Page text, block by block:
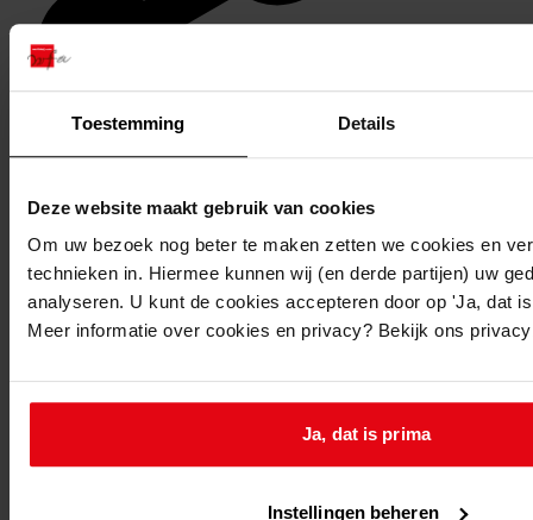
Toestemming Details
Deze website maakt gebruik van cookies
Om uw bezoek nog beter te maken zetten we cookies en
technieken in. Hiermee kunnen wij (en derde partijen) uw
analyseren. U kunt de cookies accepteren door op 'Ja, dat
Meer informatie over cookies en privacy? Bekijk ons
Ja, dat is prima
Instellingen beheren
Reageren